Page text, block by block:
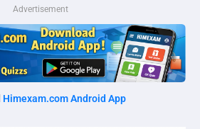
Advertisement
Himexam.com Android App